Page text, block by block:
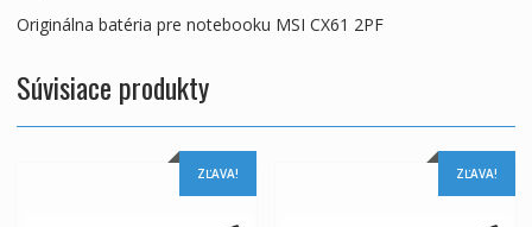
Originálna batéria pre notebooku MSI CX61 2PF
Súvisiace produkty
ZĽAVA! ZĽAVA!